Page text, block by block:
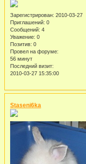
Зарегистрирован: 2010-03-27
Приглашений: 0
Сообщений: 4
Уважение: 0
Позитив: 0
Провел на форуме:
56 минут
Последний визит:
2010-03-27 15:35:00
Staseni6ka